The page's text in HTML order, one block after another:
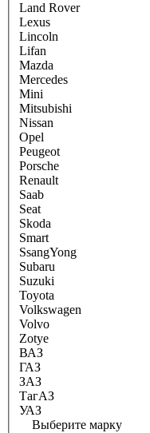
Land Rover
Lexus
Lincoln
Lifan
Mazda
Mercedes
Mini
Mitsubishi
Nissan
Opel
Peugeot
Porsche
Renault
Saab
Seat
Skoda
Smart
SsangYong
Subaru
Suzuki
Toyota
Volkswagen
Volvo
Zotye
ВАЗ
ГАЗ
ЗАЗ
ТагАЗ
УАЗ
Выберите марку